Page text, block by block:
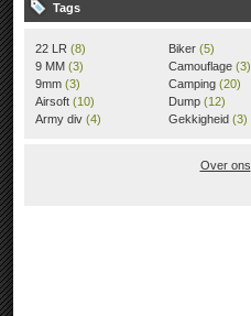
Tags
22 LR (8)
9 MM (3)
9mm (3)
Airsoft (10)
Army div (4)
Biker (5)
Camouflage (3)
Camping (20)
Dump (12)
Gekkigheid (3)
Over ons